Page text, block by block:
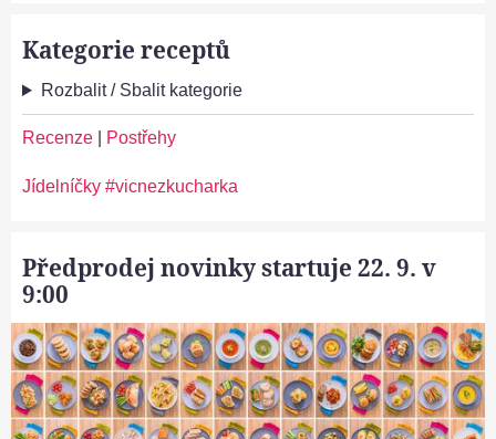
Kategorie receptů
Rozbalit / Sbalit kategorie
Recenze Postřehy
Jídelníčky #vicnezkucharka
Předprodej novinky startuje 22. 9. v
9:00